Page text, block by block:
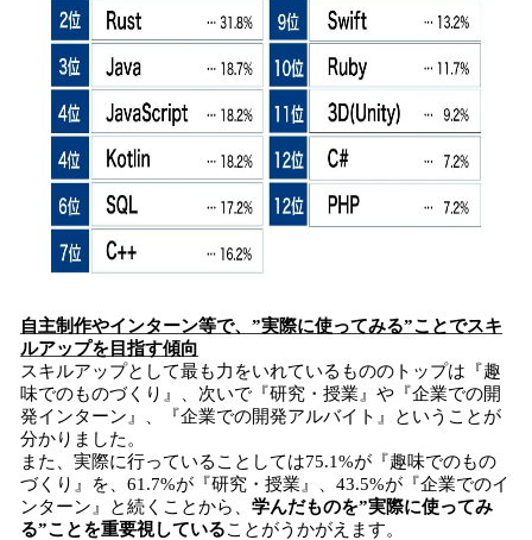
自主制作やインターン等で、”実際に使ってみる”ことでスキ
ルアップを目指す傾向
スキルアップとして最も力をいれているもののトップは『趣
味でのものづくり』、次いで『研究・授業』や『企業での開
発インターン』、『企業での開発アルバイト』ということが
分かりました。
また、実際に行っていることしては75.1%が『趣味でのもの
づくり』を、61.7%が『研究・授業』、43.5%が『企業でのイ
ンターン』と続くことから、 学んだものを”実際に使ってみ
る”ことを重要視していることがうかがえます。